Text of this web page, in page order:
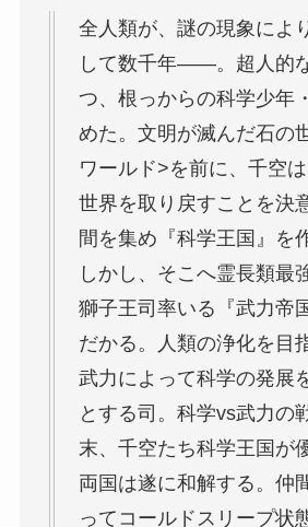
全人類が、謎の現象によ
して数千年――。超人的
つ、根っからの科学少年
めた。文明が滅んだ石の
ワールド>を前に、千空
世界を取り戻すことを決
間を集め『科学王国』を
しかし、そこへ霊長類最
獅子王司率いる『武力帝
だかる。人類の浄化を目
武力によって科学の発展
とする司。科学vs武力の
末、千空たち科学王国が
両国は遂に和解する。仲
ってコールドスリープ状